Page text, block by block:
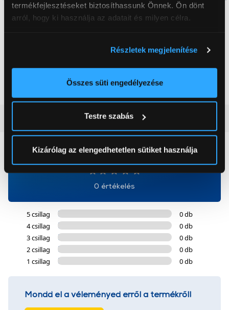
termékfejlesztéseket biztosíthassunk Önnek. Ön dönt
arról, hogy ki használja az adatait és milyen célra.
elhelyezkedéséről pár méteres pontossággal
Az Ön készülékén beazonosítása annak konkrét
módjairól és adja meg preferenciáit aRészletek
pontban. Bármikor módosíthatja vagy visszavonhatja a
Sütinyilatkozathoz való hozzájárulását.
használatával Ön elfogadja a cookie-k használatát.
További információk:ÁSZFésAdatvédelem
Részletek megjelenítése
Összes süti engedélyezése
Testre szabás
Kizárólag az elengedhetetlen sütiket használja
Termék adatlap Termék adatlap
Alulfagyasztós
(0)
0 értékelés
5 csillag
0 db
4 csillag
0 db
3 csillag
0 db
2 csillag
0 db
1 csillag
0 db
Mondd el a véleményed erről a termékről!